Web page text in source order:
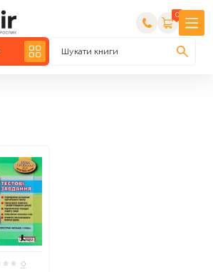
0
Шукати книги
0